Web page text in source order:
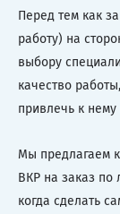
Перед тем как
работу) на
выбору
качество
привлечь к
Мы предлагаем
ВКР на заказ
когда сделать